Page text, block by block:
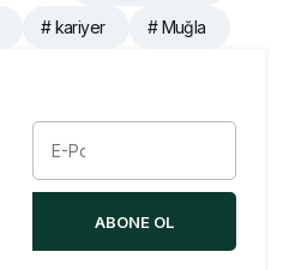
# kariyer # Muğla
ABONE OL